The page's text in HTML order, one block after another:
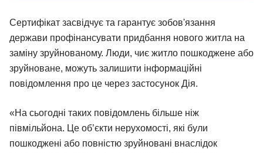
Сертифікат засвідчує та гарантує зобов'язання
держави профінансувати придбання нового житла на
заміну зруйнованому. Люди, чиє житло пошкоджене або
зруйноване, можуть залишити інформаційні
повідомлення про це через застосунок Дія.
«На сьогодні таких повідомлень більше ніж
півмільйона. Це об’єкти нерухомості, які були
пошкоджені або повністю зруйновані внаслідок